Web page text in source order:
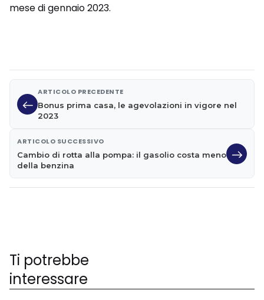
mese di gennaio 2023.
ARTICOLO PRECEDENTE
Bonus prima casa, le agevolazioni in vigore nel
2023
ARTICOLO SUCCESSIVO
Cambio di rotta alla pompa: il gasolio costa meno
della benzina
Ti potrebbe
interessare